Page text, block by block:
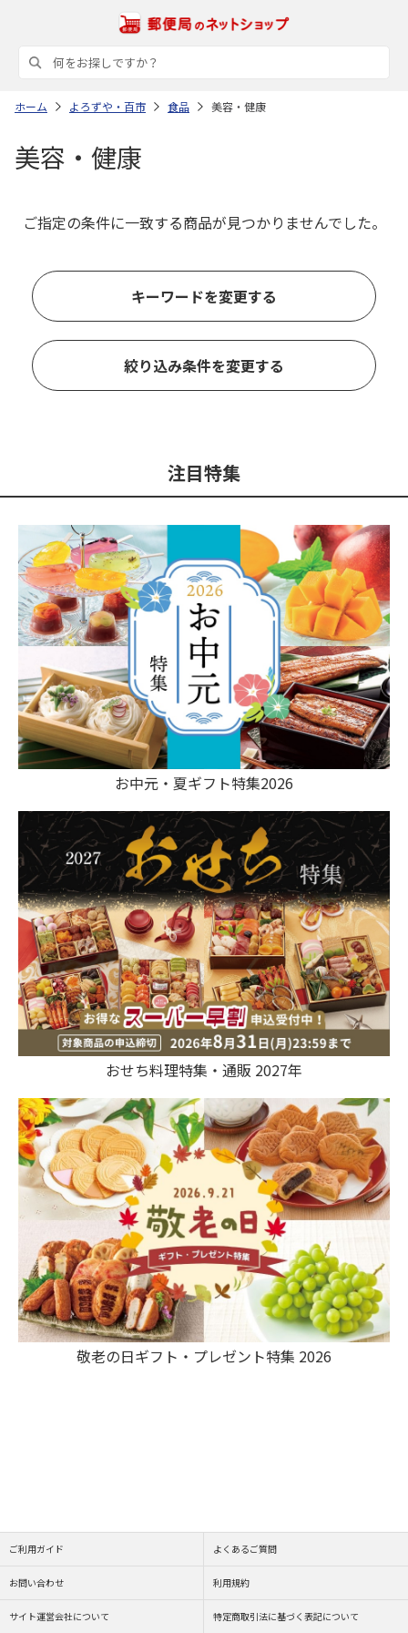
ホーム よろずや・百市 食品 美容・健康
美容・健康
ご指定の条件に一致する商品が見つかりませんでした。
キーワードを変更する
絞り込み条件を変更する
注目特集
お中元・夏ギフト特集2026
おせち料理特集・通販 2027年
敬老の日ギフト・プレゼント特集 2026
ご利用ガイド よくあるご質問
お問い合わせ 利用規約
サイト運営会社について 特定商取引法に基づく表記について